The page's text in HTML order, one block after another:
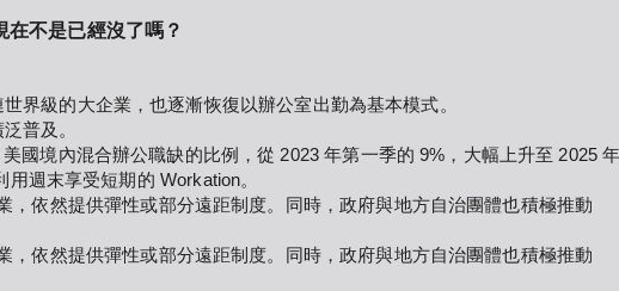
不是已經沒了嗎？
界級的大企業，也逐漸恢復以辦公室出勤為基本模式。
普及。
國境內混合辦公職缺的比例，從 2023 年第一季的 9%，大幅上升至 2025
週末享受短期的 Workation。
，依然提供彈性或部分遠距制度。同時，政府與地方自治團體也積極推動
，依然提供彈性或部分遠距制度。同時，政府與地方自治團體也積極推動